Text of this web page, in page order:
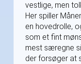
vestlige, men
Her spiller
en hovedrolle,
som et fint
mest særegne
der forsøger at